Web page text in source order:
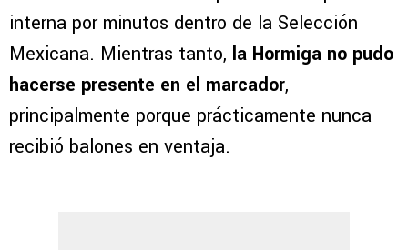
interna por minutos dentro de la Selección
Mexicana. Mientras tanto, la Hormiga no pudo
hacerse presente en el marcador,
principalmente porque prácticamente nunca
recibió balones en ventaja.